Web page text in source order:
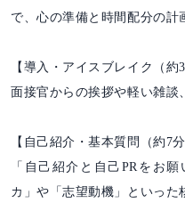
で、心の準備と時間配分の計
【導入・アイスブレイク（約3
面接官からの挨拶や軽い雑談
【自己紹介・基本質問（約7分
「自己紹介と自己PRをお
カ」や「志望動機」といった